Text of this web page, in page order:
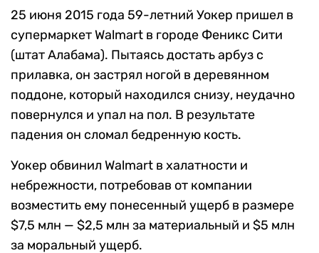
25 июня 2015 года 59-летний Уокер пришел в
супермаркет Walmart в городе Феникс Сити
(штат Алабама). Пытаясь достать арбуз с
прилавка, он застрял ногой в деревянном
поддоне, который находился снизу, неудачно
повернулся и упал на пол. В результате
падения он сломал бедренную кость.
Уокер обвинил Walmart в халатности и
небрежности, потребовав от компании
возместить ему понесенный ущерб в размере
$7,5 млн — $2,5 млн за материальный и $5 млн
за моральный ущерб.